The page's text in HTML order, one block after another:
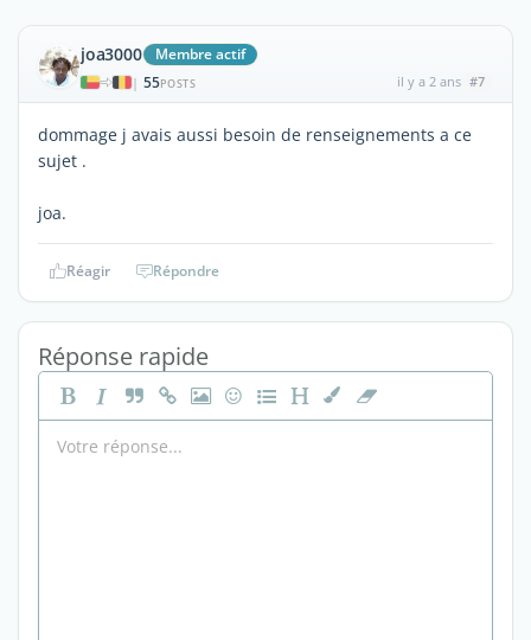
joa3000 Membre actif
| 55POSTS il y a 2 ans #7
dommage j avais aussi besoin de renseignements a ce
sujet .
joa.
Réagir Répondre
Réponse rapide